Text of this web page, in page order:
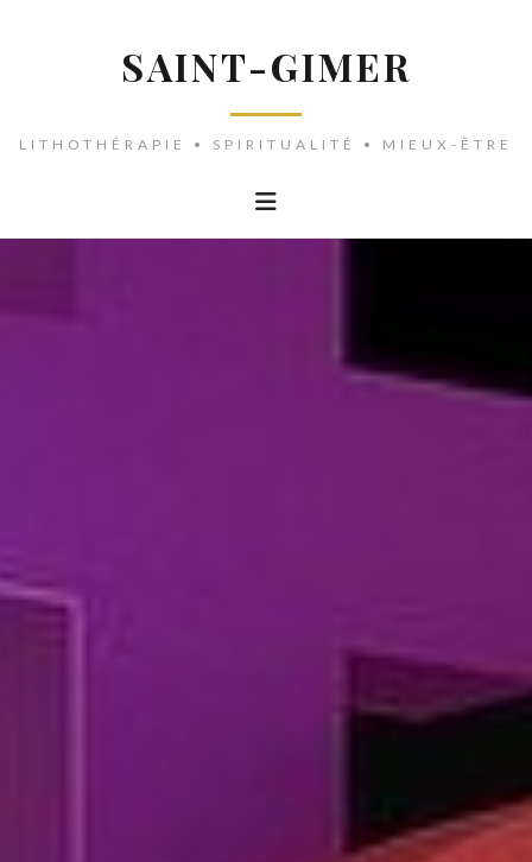
SAINT-GIMER
LITHOTHÉRAPIE • SPIRITUALITÉ • MIEUX-ÊTRE